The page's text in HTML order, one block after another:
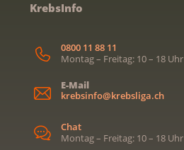
KrebsInfo
0800 11 88 11
Montag – Freitag: 10 – 18 Uhr
E-Mail
krebsinfo@krebsliga.ch
Chat
Montag – Freitag: 10 – 18 Uhr